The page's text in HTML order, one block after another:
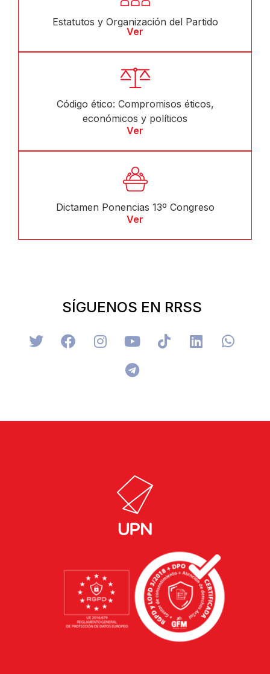
Estatutos y Organización del Partido
Ver
Código ético: Compromisos éticos,
económicos y políticos
Ver
Dictamen Ponencias 13º Congreso
Ver
SÍGUENOS EN RRSS